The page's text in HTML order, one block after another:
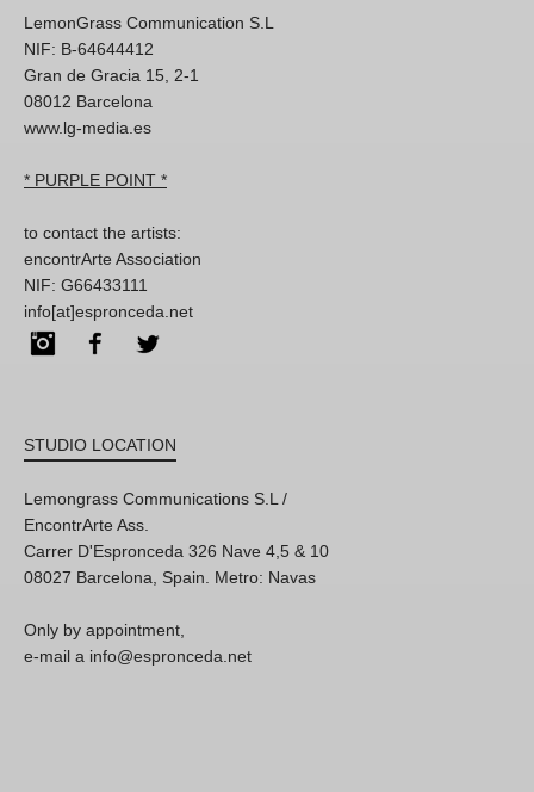
LemonGrass Communication S.L
NIF: B-64644412
Gran de Gracia 15, 2-1
08012 Barcelona
www.lg-media.es
* PURPLE POINT *
to contact the artists:
encontrArte Association
NIF: G66433111
info[at]espronceda.net
InstagramFacebook
STUDIO LOCATION
Lemongrass Communications S.L /
EncontrArte Ass.
Carrer D'Espronceda 326 Nave 4,5 & 10
08027 Barcelona, Spain. Metro: Navas
Only by appointment,
e-mail a info@espronceda.net